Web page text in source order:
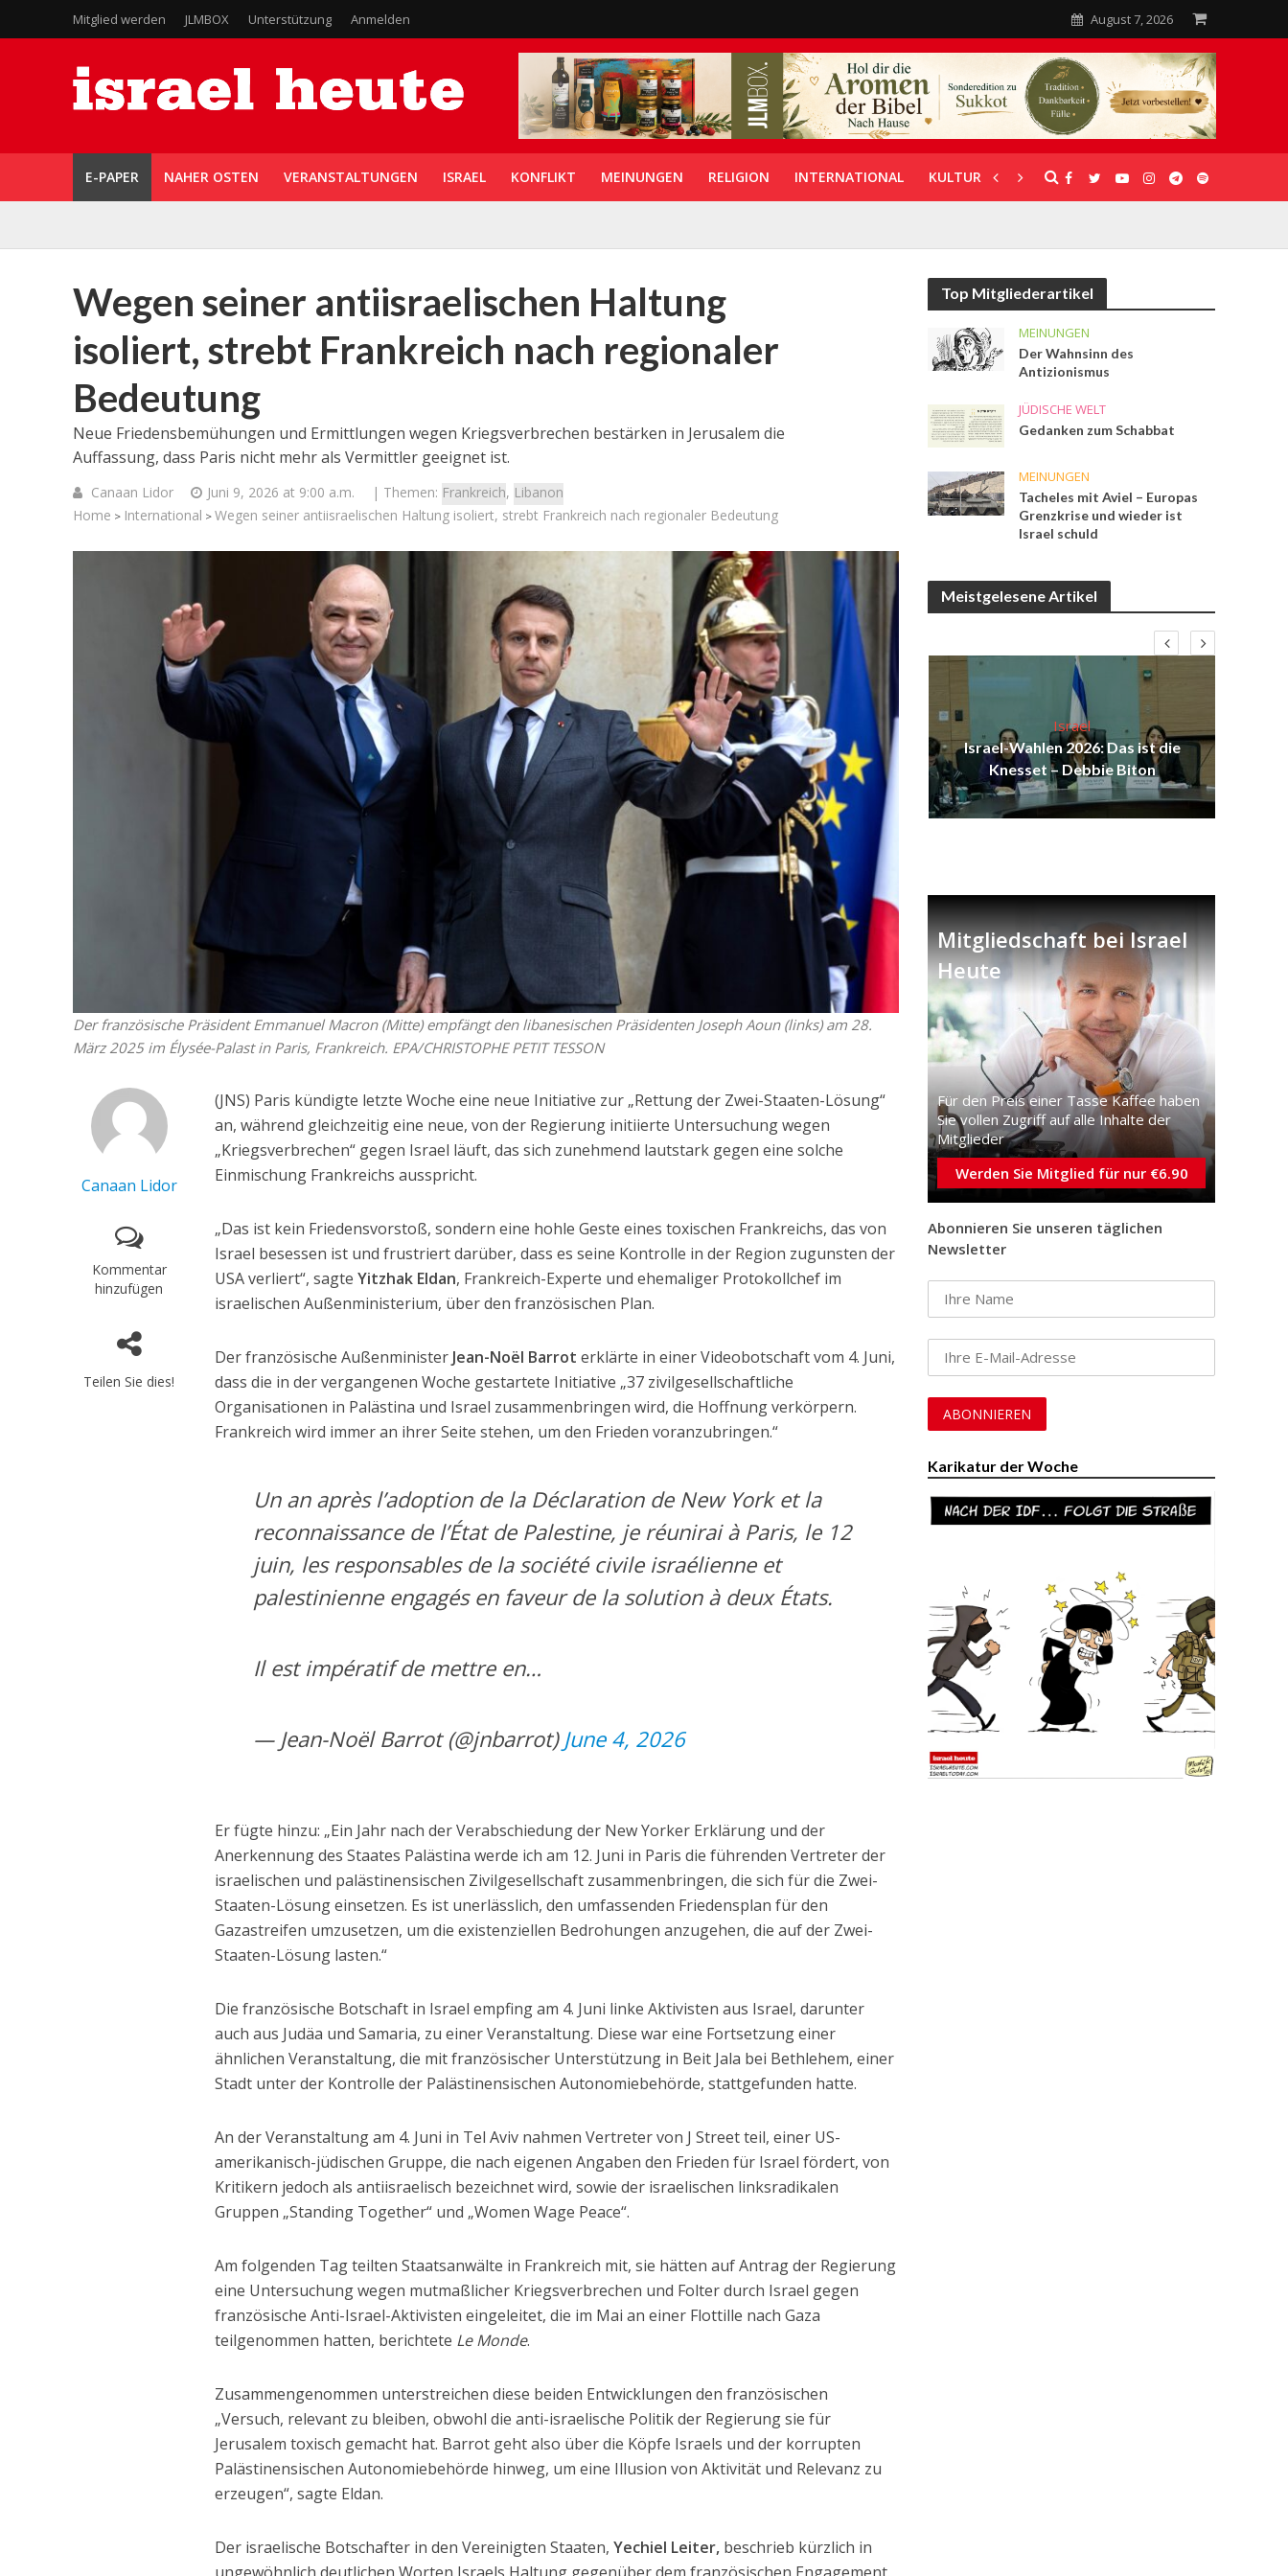
Mitglied werden JLMBOX Unterstützung Anmelden August 7, 2026
E-PAPER NAHER OSTEN VERANSTALTUNGEN ISRAEL KONFLIKT MEINUNGEN RELIGION INTERNATIONAL KULTUR UNTERSTÜTZUNG
Wegen seiner antiisraelischen Haltung
isoliert, strebt Frankreich nach regionaler
Bedeutung
Neue Friedensbemühungen und Ermittlungen wegen Kriegsverbrechen bestärken in Jerusalem die
Auffassung, dass Paris nicht mehr als Vermittler geeignet ist.
Canaan Lidor Juni 9, 2026 at 9:00 a.m. | Themen: Frankreich, Libanon
Home > International > Wegen seiner antiisraelischen Haltung isoliert, strebt Frankreich nach regionaler Bedeutung
Der französische Präsident Emmanuel Macron (Mitte) empfängt den libanesischen Präsidenten Joseph Aoun (links) am 28.
März 2025 im Élysée-Palast in Paris, Frankreich. EPA/CHRISTOPHE PETIT TESSON
Canaan Lidor
Kommentar
hinzufügen
Teilen Sie dies!
(JNS) Paris kündigte letzte Woche eine neue Initiative zur „Rettung der Zwei-Staaten-Lösung“
an, während gleichzeitig eine neue, von der Regierung initiierte Untersuchung wegen
„Kriegsverbrechen“ gegen Israel läuft, das sich zunehmend lautstark gegen eine solche
Einmischung Frankreichs ausspricht.
„Das ist kein Friedensvorstoß, sondern eine hohle Geste eines toxischen Frankreichs, das von
Israel besessen ist und frustriert darüber, dass es seine Kontrolle in der Region zugunsten der
USA verliert“, sagteYitzhak Eldan, Frankreich-Experte und ehemaliger Protokollchef im
israelischen Außenministerium, über den französischen Plan.
Der französische AußenministerJean-Noël Barroterklärte in einer Videobotschaft vom 4. Juni,
dass die in der vergangenen Woche gestartete Initiative „37 zivilgesellschaftliche
Organisationen in Palästina und Israel zusammenbringen wird, die Hoffnung verkörpern.
Frankreich wird immer an ihrer Seite stehen, um den Frieden voranzubringen.“
Un an après l’adoption de la Déclaration de New York et la
reconnaissance de l’État de Palestine, je réunirai à Paris, le 12
juin, les responsables de la société civile israélienne et
palestinienne engagés en faveur de la solution à deux États.
Il est impératif de mettre en…
— Jean-Noël Barrot (@jnbarrot) June 4, 2026
Er fügte hinzu: „Ein Jahr nach der Verabschiedung der New Yorker Erklärung und der
Anerkennung des Staates Palästina werde ich am 12. Juni in Paris die führenden Vertreter der
israelischen und palästinensischen Zivilgesellschaft zusammenbringen, die sich für die Zwei-
Staaten-Lösung einsetzen. Es ist unerlässlich, den umfassenden Friedensplan für den
Gazastreifen umzusetzen, um die existenziellen Bedrohungen anzugehen, die auf der Zwei-
Staaten-Lösung lasten.“
Die französische Botschaft in Israel empfing am 4. Juni linke Aktivisten aus Israel, darunter
auch aus Judäa und Samaria, zu einer Veranstaltung. Diese war eine Fortsetzung einer
ähnlichen Veranstaltung, die mit französischer Unterstützung in Beit Jala bei Bethlehem, einer
Stadt unter der Kontrolle der Palästinensischen Autonomiebehörde, stattgefunden hatte.
An der Veranstaltung am 4. Juni in Tel Aviv nahmen Vertreter von J Street teil, einer US-
amerikanisch-jüdischen Gruppe, die nach eigenen Angaben den Frieden für Israel fördert, von
Kritikern jedoch als antiisraelisch bezeichnet wird, sowie der israelischen linksradikalen
Gruppen „Standing Together“ und „Women Wage Peace“.
Am folgenden Tag teilten Staatsanwälte in Frankreich mit, sie hätten auf Antrag der Regierung
eine Untersuchung wegen mutmaßlicher Kriegsverbrechen und Folter durch Israel gegen
französische Anti-Israel-Aktivisten eingeleitet, die im Mai an einer Flottille nach Gaza
teilgenommen hatten, berichtete Le Monde.
Zusammengenommen unterstreichen diese beiden Entwicklungen den französischen
„Versuch, relevant zu bleiben, obwohl die anti-israelische Politik der Regierung sie für
Jerusalem toxisch gemacht hat. Barrot geht also über die Köpfe Israels und der korrupten
Palästinensischen Autonomiebehörde hinweg, um eine Illusion von Aktivität und Relevanz zu
erzeugen“, sagte Eldan.
Der israelische Botschafter in den Vereinigten Staaten,Yechiel Leiter, beschrieb kürzlich in
Top Mitgliederartikel
MEINUNGEN
Der Wahnsinn des
Antizionismus
JÜDISCHE WELT
Gedanken zum Schabbat
MEINUNGEN
Tacheles mit Aviel – Europas
Grenzkrise und wieder ist
Israel schuld
Meistgelesene Artikel
Israel
Israelische Wahlen 2026: Das ist
die Knesset – Vladimir Beliak
Israel
Israelische Wahlen 2026: Das ist
die Knesset – Moshe Abutbul
Israel
Israel-Wahlen 2026: Das ist die
Knesset – Debbie Biton
Mitgliedschaft bei Israel
Heute
Für den Preis einer Tasse Kaffee haben
Sie vollen Zugriff auf alle Inhalte der
Mitglieder
Werden Sie Mitglied für nur €6.90
Abonnieren Sie unseren täglichen
Newsletter
Karikatur der Woche